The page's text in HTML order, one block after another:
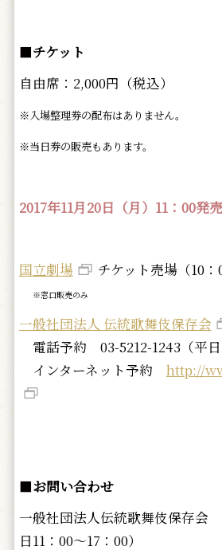
■チケット
自由席：2,000円（税込）
※入場整理券の配布はありません。
※当日券の販売もあります。
2017年11月20日（月）11：00発売
国立劇場 チケット売場（10：
※窓口販売のみ
一般社団法人 伝統歌舞伎保存会
電話予約 03-5212-1243（平日
インターネット予約 http://
■お問い合わせ
一般社団法人伝統歌舞伎保存会
日11：00～17：00）